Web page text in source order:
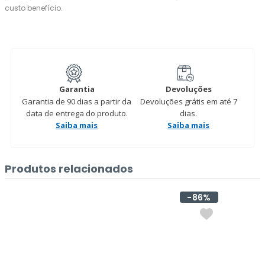
custo benefício.
Garantia
Garantia de 90 dias a partir da
data de entrega do produto.
Saiba mais
Devoluções
Devoluções grátis em até 7
dias.
Saiba mais
Produtos relacionados
86%